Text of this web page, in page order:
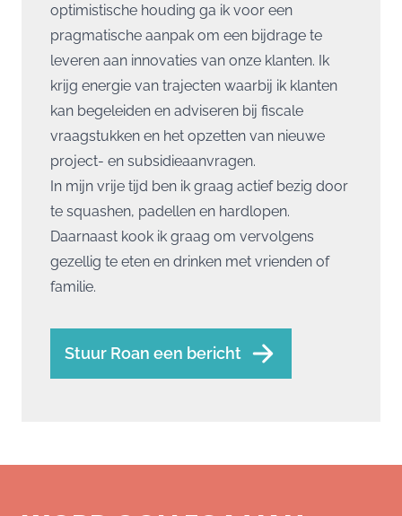
optimistische houding ga ik voor een
pragmatische aanpak om een bijdrage te
leveren aan innovaties van onze klanten. Ik
krijg energie van trajecten waarbij ik klanten
kan begeleiden en adviseren bij fiscale
vraagstukken en het opzetten van nieuwe
project- en subsidieaanvragen.
In mijn vrije tijd ben ik graag actief bezig door
te squashen, padellen en hardlopen.
Daarnaast kook ik graag om vervolgens
gezellig te eten en drinken met vrienden of
familie.
Stuur Roan een bericht